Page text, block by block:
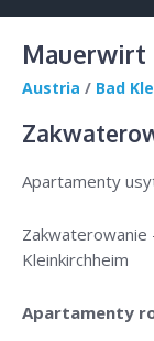
Mauerwirt
Austria / Bad
Apartamenty
Kleinkirchheim
Apartamenty